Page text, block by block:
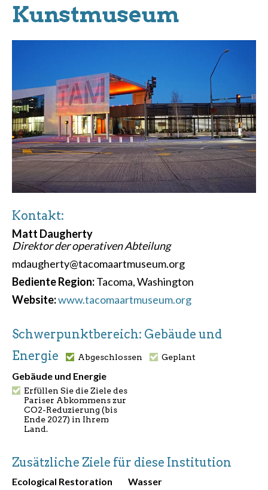
Kunstmuseum
Kontakt:
Matt Daugherty
Direktor der operativen Abteilung
mdaugherty@tacomaartmuseum.org
Bediente Region:Tacoma, Washington
Website:www.tacomaartmuseum.org
Schwerpunktbereich: Gebäude und
Energie
Abgeschlossen Geplant
Gebäude und Energie
Erfüllen Sie die Ziele des
Pariser Abkommens zur
CO2-Reduzierung (bis
Ende 2027) in Ihrem
Land.
Zusätzliche Ziele für diese Institution
Ecological Restoration
Wasser